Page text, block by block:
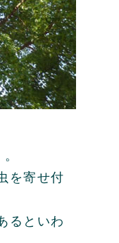
。
を寄せ付
るといわ